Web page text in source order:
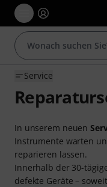
Service
In unserem neuen
Instrumente warten
reparieren lassen.
Innerhalb der 30-
defekte Geräte –